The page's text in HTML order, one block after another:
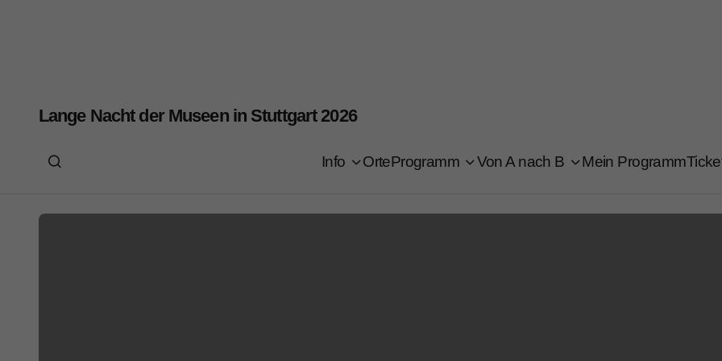
Lange Nacht der Museen in Stuttgart 2026
Info OrteProgramm Von A nach B Mein Programm